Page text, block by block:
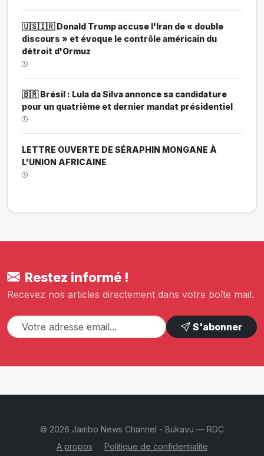
🇺🇸🇮🇷 Donald Trump accuse l'Iran de « double
discours » et évoque le contrôle américain du
détroit d'Ormuz
🇧🇷 Brésil : Lula da Silva annonce sa candidature
pour un quatrième et dernier mandat présidentiel
LETTRE OUVERTE DE SÉRAPHIN MONGANE À
L'UNION AFRICAINE
Restez informé !
Recevez nos articles directement dans votre boîte mail.
S'abonner
© 2026 Jambo News Channel - Bukavu — RDC
A propos
Politique de confidentialite